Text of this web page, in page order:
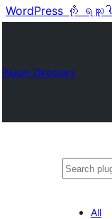
WordPress ကို ရယူပ
Plugin Directory
ရှာ
All